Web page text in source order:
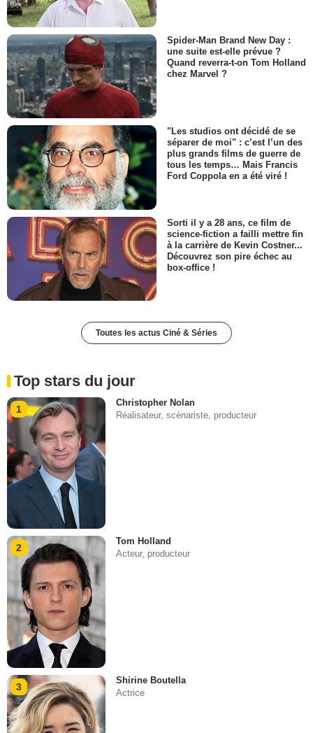
Spider-Man Brand New Day :
une suite est-elle prévue ?
Quand reverra-t-on Tom Holland
chez Marvel ?
"Les studios ont décidé de se
séparer de moi" : c’est l’un des
plus grands films de guerre de
tous les temps… Mais Francis
Ford Coppola en a été viré !
Sorti il y a 28 ans, ce film de
science-fiction a failli mettre fin
à la carrière de Kevin Costner...
Découvrez son pire échec au
box-office !
Toutes les actus Ciné & Séries
Top stars du jour
1
Christopher Nolan
Réalisateur, scénariste, producteur
2
Tom Holland
Acteur, producteur
3
Shirine Boutella
Actrice